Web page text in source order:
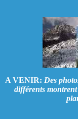
A VENIR: Des
différents